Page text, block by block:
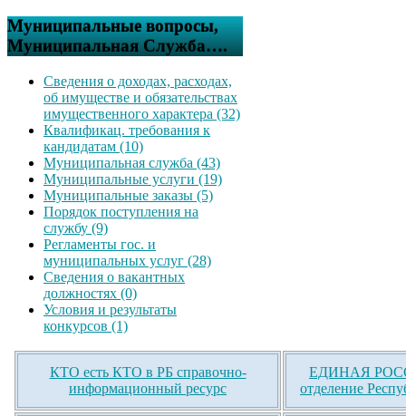
Муниципальные вопросы,
Муниципальная Служба….
Сведения о доходах, расходах,
об имуществе и обязательствах
имущественного характера (32)
Квалификац. требования к
кандидатам (10)
Муниципальная служба (43)
Муниципальные услуги (19)
Муниципальные заказы (5)
Порядок поступления на
службу (9)
Регламенты гос. и
муниципальных услуг (28)
Сведения о вакантных
должностях (0)
Условия и результаты
конкурсов (1)
КТО есть КТО в РБ справочно-
информационный ресурс
ЕДИНАЯ
отделение